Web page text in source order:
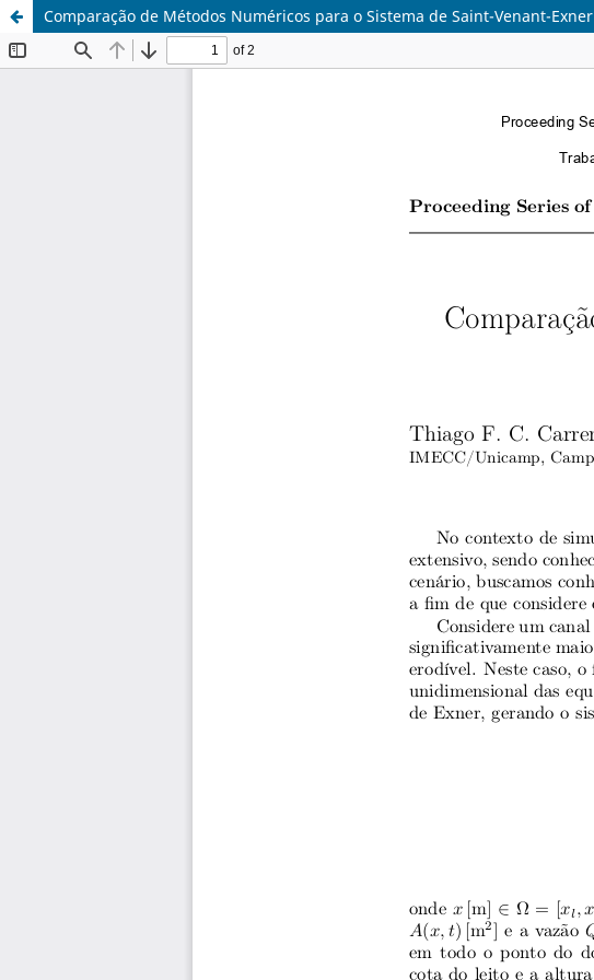
Comparação de Métodos Numéricos para o Sistema de Saint-Venant-Exner